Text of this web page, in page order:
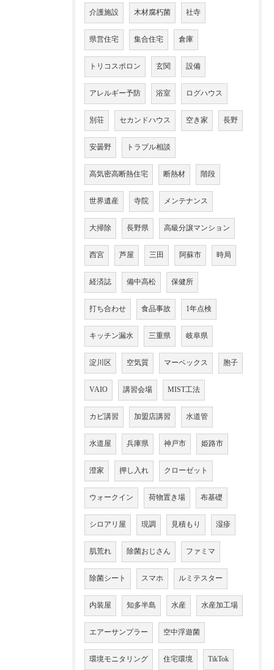
介護施設 木材腐朽菌 社寺
県営住宅 集合住宅 倉庫
トリコスポロン 玄関 設備
アレルギー予防 浴室 ログハウス
別荘 セカンドハウス 空き家 長野
安曇野 トラブル相談
高気密高断熱住宅 断熱材 階段
世界遺産 寺院 メンテナンス
大掃除 長野県 高級分譲マンション
西宮 芦屋 三田 阿蘇市 時局
経済誌 備中高松 保健所
打ち合わせ 食品事故 1年点検
キッチン漏水 三重県 岐阜県
淀川区 空気質 マーベックス 胞子
VAIO 講習会場 MIST工法
カビ講習 加盟店講習 水道管
水道屋 兵庫県 神戸市 姫路市
澄家 押し入れ クローゼット
ウォークイン 荷物置き場 布基礎
シロアリ屋 現調 見積もり 湿疹
肌荒れ 除菌おじさん ファミマ
除菌シート スマホ ルミテスター
内装屋 知多半島 水産 水産加工場
エアーサンプラー 空中浮遊菌
環境モニタリング 住宅環境 TikTok